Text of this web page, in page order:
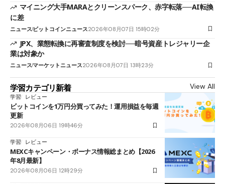
マイニング大手MARAとクリーンスパーク、赤字転落──AI転換
に差
ニュースビットコインニュース2026年08月07日 15時02分
JPX、業態転換に再審査制度を検討──暗号資産トレジャリー企
業は対象か
ニュースマーケットニュース2026年08月07日 13時23分
学習カテゴリ新着 View All
学習 レビュー
ビットコインを1万円分買ってみた！運用損益を毎週
更新
2026年08月06日 19時46分
学習 レビュー
MEXCキャンペーン・ボーナス情報総まとめ【2026
年8月最新】
2026年08月06日 12時29分